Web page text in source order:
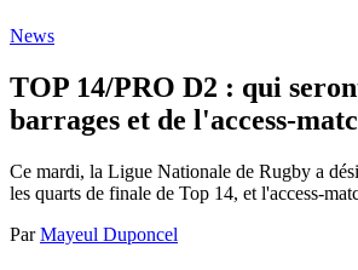
News
TOP 14/PRO D2 : qui
barrages et de l'access-
Ce mardi, la Ligue Nationale de Rugby a
les quarts de finale de Top 14, et l'access-
Par Mayeul Duponcel